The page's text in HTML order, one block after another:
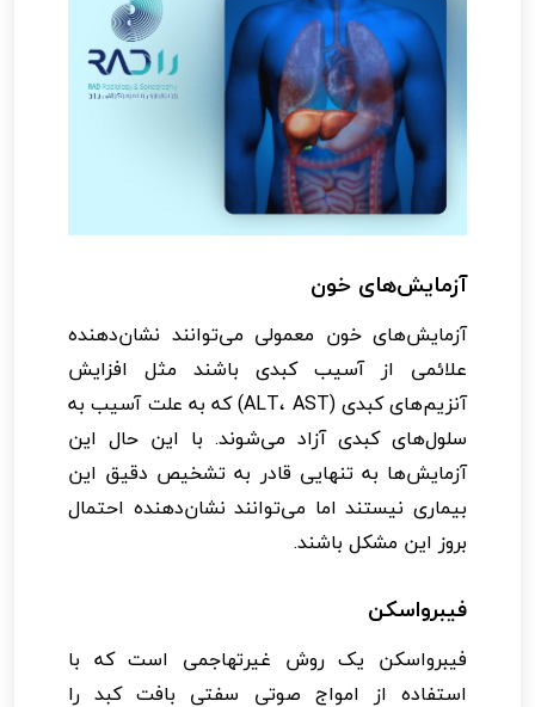
آزمایش‌های خون
آزمایش‌های خون معمولی می‌توانند نشان‌دهنده
علائمی از آسیب کبدی باشند مثل افزایش
آنزیم‌های کبدی (ALT، AST) که به علت آسیب به
سلول‌های کبدی آزاد می‌شوند. با این حال این
آزمایش‌ها به تنهایی قادر به تشخیص دقیق این
بیماری نیستند اما می‌توانند نشان‌دهنده احتمال
بروز این مشکل باشند.
فیبرواسکن
فیبرواسکن یک روش غیرتهاجمی است که با
استفاده از امواج صوتی سفتی بافت کبد را